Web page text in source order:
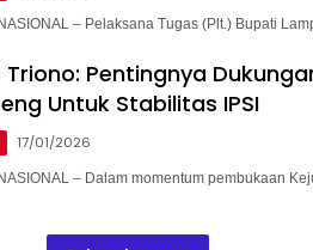
– Pelaksana Tugas (Plt.) Bupati
Triono: Pentingnya
Untuk Stabilitas IPSI
17/01/2026
– Dalam momentum pembukaan